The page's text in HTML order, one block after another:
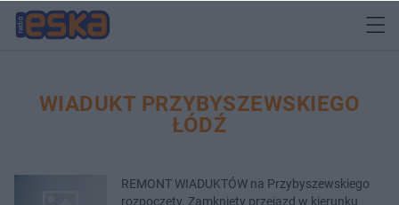
WIADUKT PRZYBYSZEWSKIEGO
ŁÓDŹ
REMONT WIADUKTÓW na Przybyszewskiego
rozpoczęty. Zamknięty przejazd w kierunku